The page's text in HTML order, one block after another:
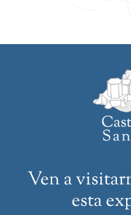
Ven a
esta